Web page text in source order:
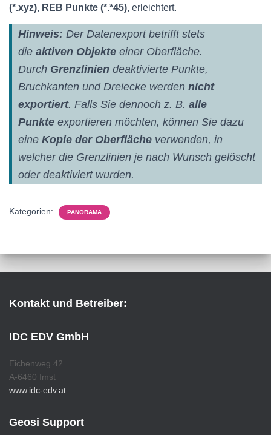
(*.xyz), REB Punkte (*.*45), erleichtert.
Hinweis: Der Datenexport betrifft stets
die aktiven Objekte einer Oberfläche.
Durch Grenzlinien deaktivierte Punkte,
Bruchkanten und Dreiecke werden nicht
exportiert. Falls Sie dennoch z. B. alle
Punkte exportieren möchten, können Sie dazu
eine Kopie der Oberfläche verwenden, in
welcher die Grenzlinien je nach Wunsch gelöscht
oder deaktiviert wurden.
Kategorien: PANORAMA
Kontakt und Betreiber:
IDC EDV GmbH
Eichenweg 42
A-6460 Imst
www.idc-edv.at
Geosi Support